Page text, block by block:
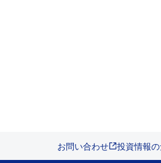
お問い合わせ 投資情報